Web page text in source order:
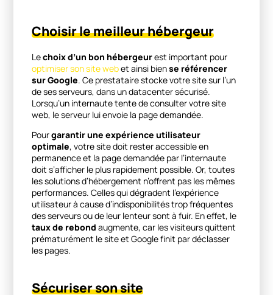
Choisir le meilleur hébergeur
Lechoix d’un bon hébergeurest important pour
optimiser son site webet ainsi biense référencer
sur Google. Ce prestataire stocke votre site sur l’un
de ses serveurs, dans un datacenter sécurisé.
Lorsqu’un internaute tente de consulter votre site
web, le serveur lui envoie la page demandée.
Pourgarantir une expérience utilisateur
optimale, votre site doit rester accessible en
permanence et la page demandée par l’internaute
doit s’afficher le plus rapidement possible. Or, toutes
les solutions d’hébergement n’offrent pas les mêmes
performances. Celles qui dégradent l’expérience
utilisateur à cause d’indisponibilités trop fréquentes
des serveurs ou de leur lenteur sont à fuir. En effet, le
taux de rebond augmente, car les visiteurs quittent
prématurément le site et Google finit par déclasser
les pages.
Sécuriser son site